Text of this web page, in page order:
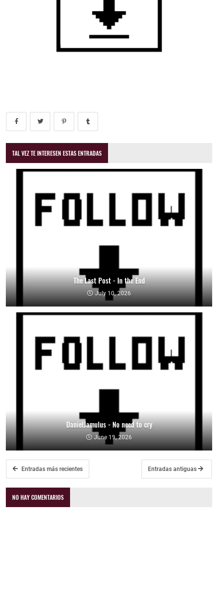
TAL VEZ TE INTERESEN ESTAS ENTRADAS
The Last Post - In the End
July 10, 2026
DanielJamulus - No need to cry
June 19, 2026
Entradas más recientes Entradas antiguas
NO HAY COMENTARIOS